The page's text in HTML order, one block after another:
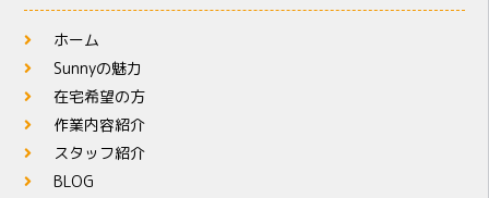
ホーム
Sunnyの魅力
在宅希望の方
作業内容紹介
スタッフ紹介
BLOG